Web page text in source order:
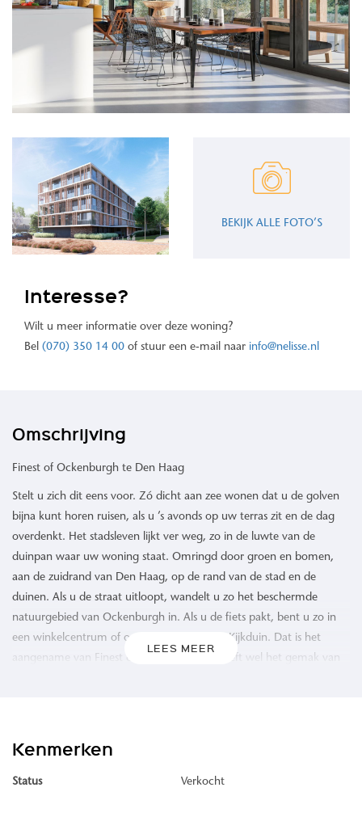
BEKIJK ALLE FOTO’S
Interesse?
Wilt u meer informatie over deze woning?
Bel (070) 350 14 00 of stuur een e-mail naar info@nelisse.nl
Omschrijving
Finest of Ockenburgh te Den Haag
Stelt u zich dit eens voor. Zó dicht aan zee wonen dat u de golven
bijna kunt horen ruisen, als u ’s avonds op uw terras zit en de dag
overdenkt. Het stadsleven lijkt ver weg, zo in de luwte van de
duinpan waar uw woning staat. Omringd door groen en bomen,
aan de zuidrand van Den Haag, op de rand van de stad en de
duinen. Als u de straat uitloopt, wandelt u zo het beschermde
natuurgebied van Ockenburgh in. Als u de fiets pakt, bent u zo in
een winkelcentrum of op de boulevard van Kijkduin. Dat is het
aangename van Finest of Ockenburgh: u heeft wel het gemak van
5). De woongebouwen 1 en 3, met elk 15 appartementen, zijn
LEES MEER
Kenmerken
Status Verkocht